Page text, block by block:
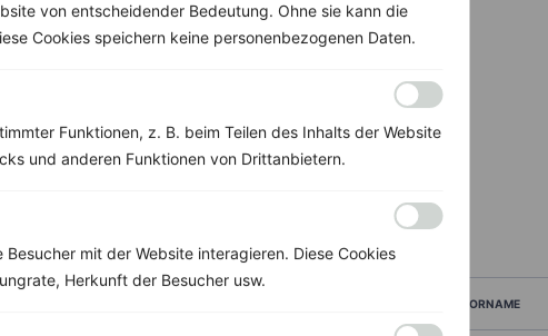
von entscheidender Bedeutung. Ohne sie kann die
Cookies speichern keine personenbezogenen Daten.
Funktionen, z. B. beim Teilen des Inhalts der Website
und anderen Funktionen von Drittanbietern.
mit der Website interagieren. Diese Cookies
Herkunft der Besucher usw.
VORNAME